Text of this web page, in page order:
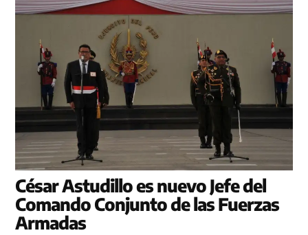
César Astudillo es nuevo Jefe del
Comando Conjunto de las Fuerzas
Armadas